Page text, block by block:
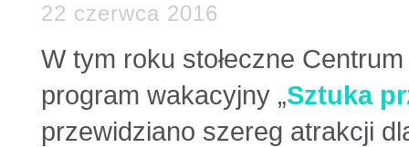
22 czerwca 2016
W tym roku stołeczne
program wakacyjny „Sztuka
przewidziano szereg atrakcji